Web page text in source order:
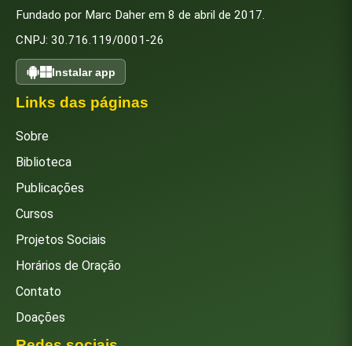
Fundado por Marc Daher em 8 de abril de 2017.
CNPJ: 30.716.119/0001-26
Instalar app
Links das páginas
Sobre
Biblioteca
Publicações
Cursos
Projetos Sociais
Horários de Oração
Contato
Doações